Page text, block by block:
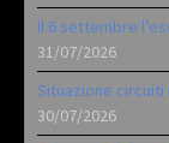
Il 6 settembre
31/07/2026
Situazione circuiti
30/07/2026